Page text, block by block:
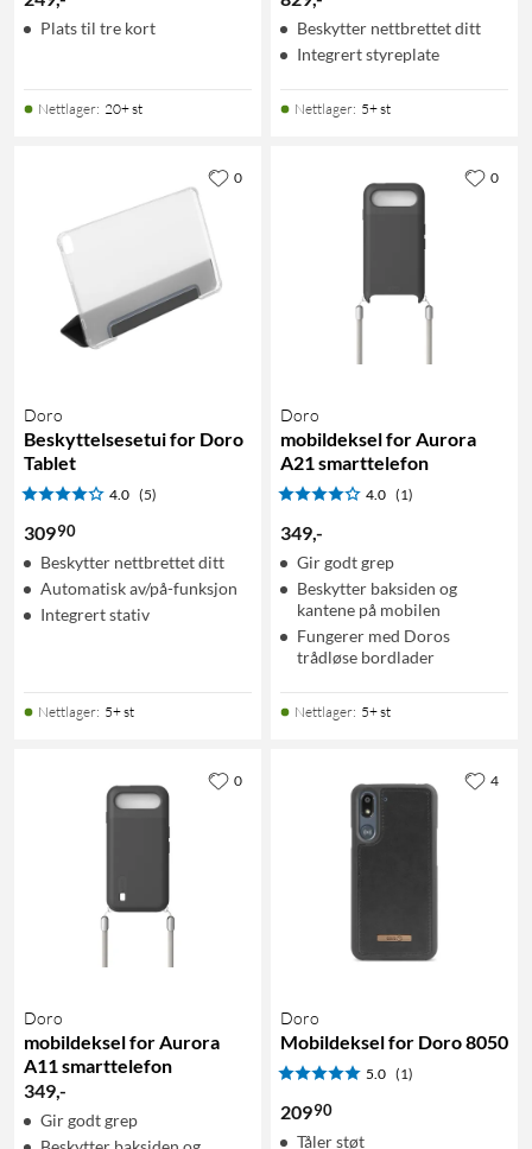
Plats til tre kort
Nettlager: 20+ st
Beskytter nettbrettet ditt
Integrert styreplate
Nettlager: 5+ st
Doro
Beskyttelsesetui for Doro
Tablet
4.0 (5)
30990
Beskytter nettbrettet ditt
Automatisk av/på-funksjon
Integrert stativ
Nettlager: 5+ st
0
Doro
mobildeksel for Aurora
A21 smarttelefon
4.0 (1)
349,-
Gir godt grep
Beskytter baksiden og
kantene på mobilen
Fungerer med Doros
trådløse bordlader
Nettlager: 5+ st
0
Doro
mobildeksel for Aurora
A11 smarttelefon
349,-
Gir godt grep
0
Doro
Mobildeksel for Doro 8050
5.0 (1)
20990
Tåler støt
4